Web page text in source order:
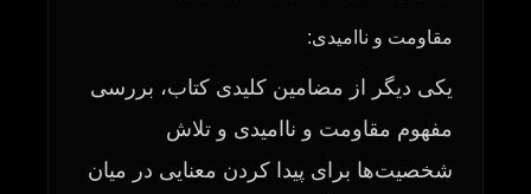
مقاومت و ناامیدی:
یکی دیگر از مضامین کلیدی کتاب، بررسی
مفهوم مقاومت و ناامیدی و تلاش
شخصیت‌ها برای پیدا کردن معنایی در میان